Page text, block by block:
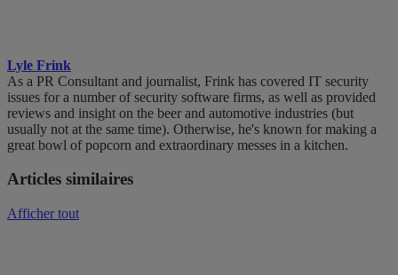
Lyle Frink
As a PR Consultant and journalist, Frink has covered IT security
issues for a number of security software firms, as well as provided
reviews and insight on the beer and automotive industries (but
usually not at the same time). Otherwise, he's known for making a
great bowl of popcorn and extraordinary messes in a kitchen.
Articles similaires
Afficher tout